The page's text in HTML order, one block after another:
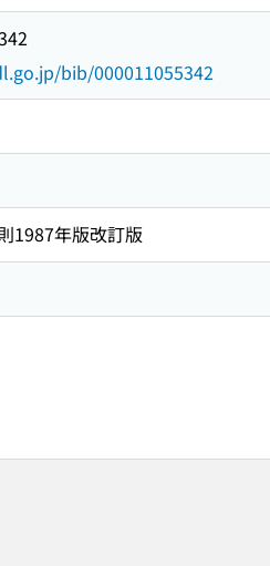
bib/000011055342
1987年版改訂版